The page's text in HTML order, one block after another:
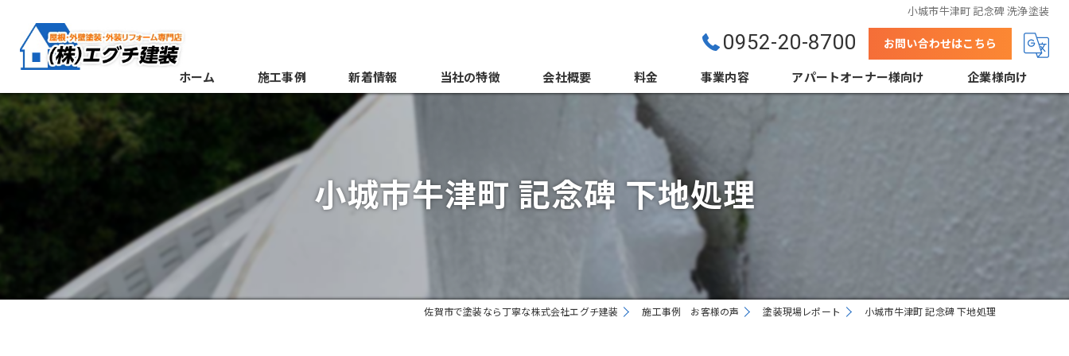
小城市牛津町 記念碑 洗浄塗装
0952-20-8700 お問い合わせはこちら
ホーム 施工事例 新着情報 当社の特徴 会社概要 料金 事業内容
下地処理
省エネ塗装（遮熱・断熱）
外装クリーニング
アパートオーナー様向け 企業様向け
結露防止塗装（当社事例）
小城市牛津町 記念碑 下地処理
佐賀市で塗装なら丁寧な株式会社エグチ建装 施工事例 お客様の声 塗装現場レポート 小城市牛津町 記念碑 下地処理